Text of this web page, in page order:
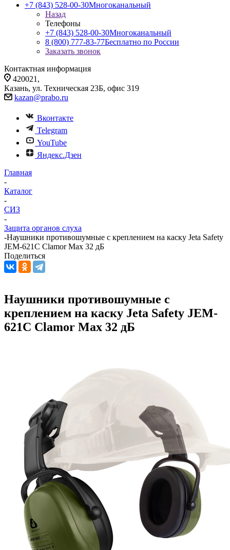
+7 (843) 528-00-30Многоканальный
Назад
Телефоны
+7 (843) 528-00-30Многоканальный
8 (800) 777-83-77Бесплатно по России
Заказать звонок
Контактная информация
420021,
Казань, ул. Техническая 23Б, офис 319
kazan@prabo.ru
Вконтакте
Telegram
YouTube
Яндекс.Дзен
Главная
-
Каталог
-
СИЗ
-
Защита органов слуха
-Наушники противошумные с креплением на каску Jeta Safety
JEM-621C Clamor Max 32 дБ
Поделиться
Наушники противошумные с
креплением на каску Jeta Safety JEM-
621C Clamor Max 32 дБ